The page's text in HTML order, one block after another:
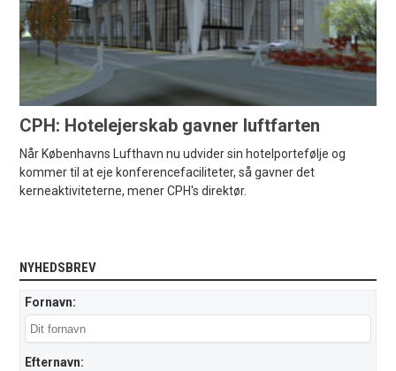
CPH: Hotelejerskab gavner luftfarten
Når Københavns Lufthavn nu udvider sin hotelportefølje og
kommer til at eje konferencefaciliteter, så gavner det
kerneaktiviteterne, mener CPH's direktør.
NYHEDSBREV
Fornavn:
Efternavn: